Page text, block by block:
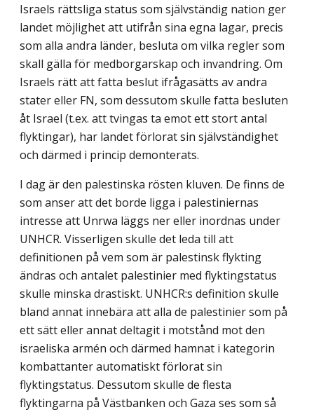
Israels rättsliga status som självständig nation ger
landet möjlighet att utifrån sina egna lagar, precis
som alla andra länder, besluta om vilka regler som
skall gälla för medborgarskap och invandring. Om
Israels rätt att fatta beslut ifrågasätts av andra
stater eller FN, som dessutom skulle fatta besluten
åt Israel (t.ex. att tvingas ta emot ett stort antal
flyktingar), har landet förlorat sin självständighet
och därmed i princip demonterats.
I dag är den palestinska rösten kluven. De finns de
som anser att det borde ligga i palestiniernas
intresse att Unrwa läggs ner eller inordnas under
UNHCR. Visserligen skulle det leda till att
definitionen på vem som är palestinsk flykting
ändras och antalet palestinier med flyktingstatus
skulle minska drastiskt. UNHCR:s definition skulle
bland annat innebära att alla de palestinier som på
ett sätt eller annat deltagit i motstånd mot den
israeliska armén och därmed hamnat i kategorin
kombattanter automatiskt förlorat sin
flyktingstatus. Dessutom skulle de flesta
flyktingarna på Västbanken och Gaza ses som så